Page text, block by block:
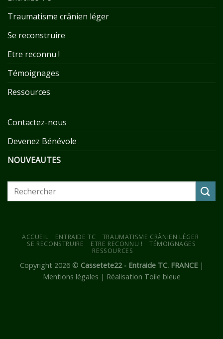
Traumatisme crânien léger
Se reconstruire
Etre reconnu !
Témoignages
Ressources
Contactez-nous
Devenez Bénévole
NOUVEAUTES
ACCUEIL ENTRAIDE TC
TRAUMATISME CRÂNIEN LÉGER
SE RECONSTRUIRE
ETRE RECONNU !
TÉMOIGNAGES
RESSOURCES
Copyright 2026 © Cassetete22 - Entraide TC. FRANCE|
Mentions légales | Réalisation Toile bleue